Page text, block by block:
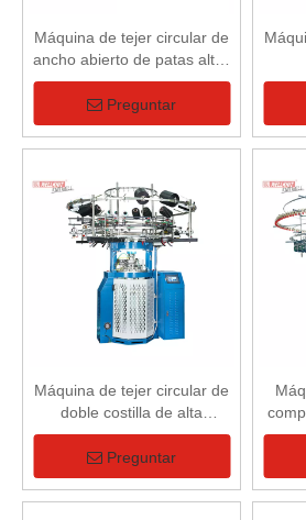
Máquina de tejer circular de
ancho abierto de patas altas
de pila vertical doble
(Máquina de pila de corte)
Preguntar
Máquina de tejer circular de
doble costilla de alta
velocidad para tamaño de
cuerpo
Preguntar